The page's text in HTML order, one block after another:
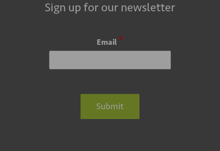
Sign up for our newsletter
Email *
Submit